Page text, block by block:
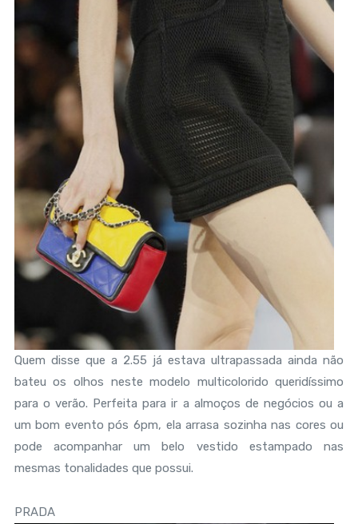
Quem disse que a 2.55 já estava ultrapassada ainda não
bateu os olhos neste modelo multicolorido queridíssimo
para o verão. Perfeita para ir a almoços de negócios ou a
um bom evento pós 6pm, ela arrasa sozinha nas cores ou
pode acompanhar um belo vestido estampado nas
mesmas tonalidades que possui.
PRADA